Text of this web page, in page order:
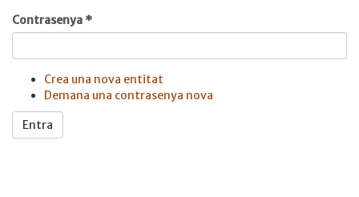
Contrasenya *
Crea una nova entitat
Demana una contrasenya nova
Entra